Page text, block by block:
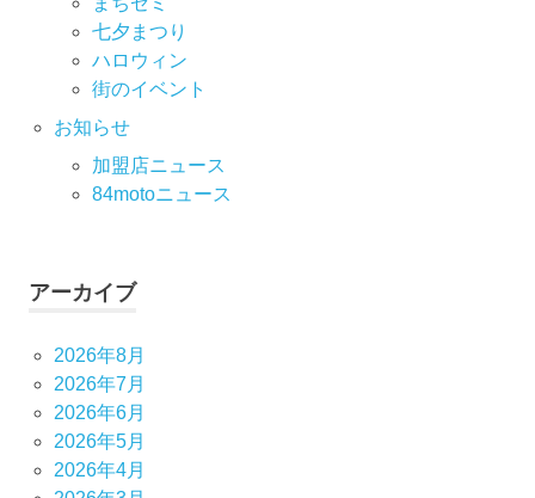
七⼣まつり
ハロウィン
街のイベント
お知らせ
加盟店ニュース
84motoニュース
アーカイブ
2026年8月
2026年7月
2026年6月
2026年5月
2026年4月